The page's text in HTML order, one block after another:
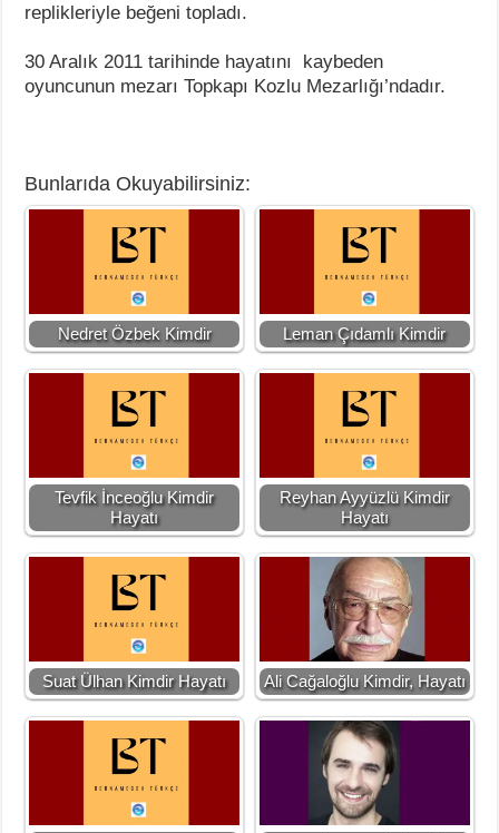
replikleriyle beğeni topladı.
30 Aralık 2011 tarihinde hayatını kaybeden
oyuncunun mezarı Topkapı Kozlu Mezarlığı’ndadır.
Bunlarıda Okuyabilirsiniz:
Nedret Özbek Kimdir Leman Çıdamlı Kimdir
Tevfik İnceoğlu Kimdir
Hayatı
Reyhan Ayyüzlü Kimdir
Hayatı
Suat Ülhan Kimdir Hayatı Ali Cağaloğlu Kimdir, Hayatı